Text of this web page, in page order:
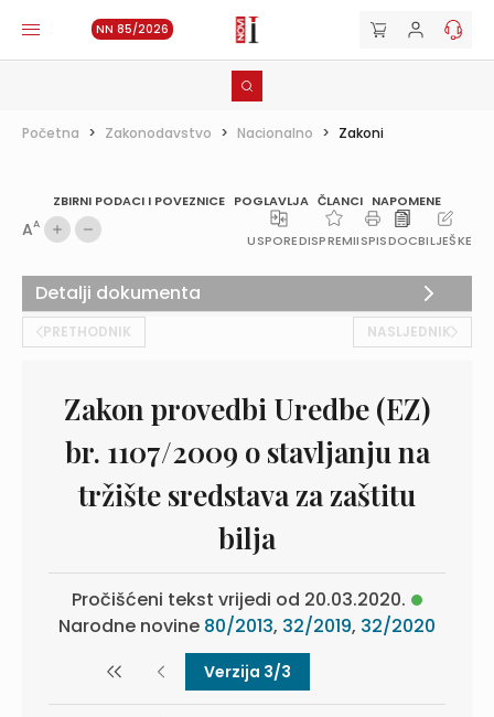
NN 85/2026
Početna > Zakonodavstvo > Nacionalno > Zakoni
ZBIRNI PODACI I POVEZNICE POGLAVLJA ČLANCI NAPOMENE
AA
USPOREDISPREMIISPISDOCBILJEŠKE
PRETHODNIK NASLJEDNIK
Zakon provedbi Uredbe (EZ)
br. 1107/2009 o stavljanju na
tržište sredstava za zaštitu
bilja
Pročišćeni tekst vrijedi od 20.03.2020.
Narodne novine 80/2013, 32/2019, 32/2020
Verzija 3/3
Detalji dokumenta